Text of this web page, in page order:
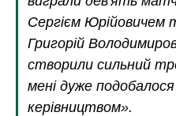
Сергієм Юрійовичем
Григорій
створили сильний
мені дуже
керівництвом».